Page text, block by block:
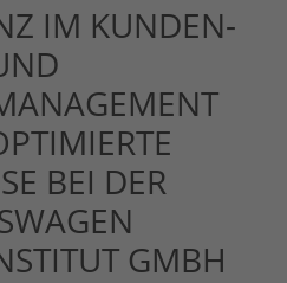
IM KUNDEN-
BEI DER
GMBH